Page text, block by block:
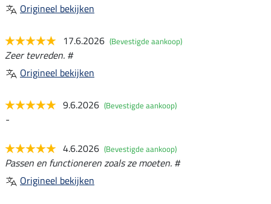
Origineel bekijken
17.6.2026 (Bevestigde aankoop)
Zeer tevreden. #
Origineel bekijken
9.6.2026 (Bevestigde aankoop)
-
4.6.2026 (Bevestigde aankoop)
Passen en functioneren zoals ze moeten. #
Origineel bekijken